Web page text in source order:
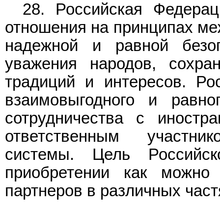
28. Российская
отношения на принципах
надежной и равной
уважения народов,
традиций и интересов.
взаимовыгодного и
сотрудничества с
ответственным
системы. Цель
приобретении как
партнеров в различных